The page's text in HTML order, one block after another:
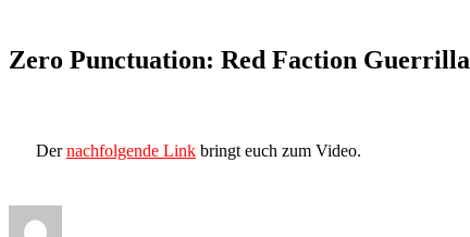
Zero Punctuation: Red Faction Guerrilla
Dernachfolgende Link bringt euch zum Video.